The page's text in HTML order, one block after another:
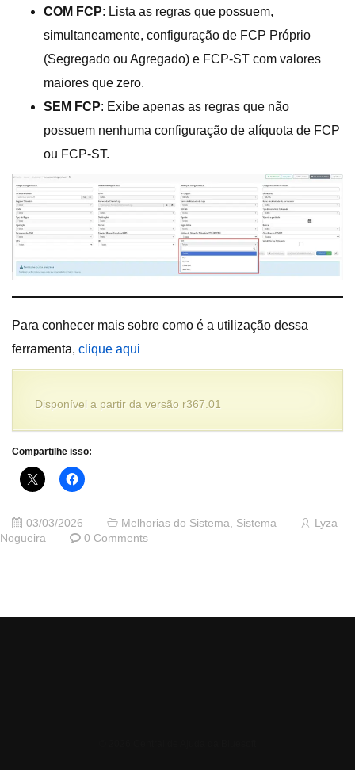
COM FCP: Lista as regras que possuem,
simultaneamente, configuração de FCP Próprio
(Segregado ou Agregado) e FCP-ST com valores
maiores que zero.
SEM FCP: Exibe apenas as regras que não
possuem nenhuma configuração de alíquota de FCP
ou FCP-ST.
Para conhecer mais sobre como é a utilização dessa
ferramenta, clique aqui
Disponível a partir da versão r367.01
Compartilhe isso:
03/03/2026 Melhorias do Sistema, Sistema
Lyza
Nogueira
0 Comments